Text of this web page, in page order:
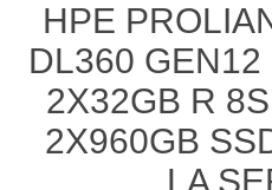
HPE
DL360
2X32GB R
2X960GB
LA